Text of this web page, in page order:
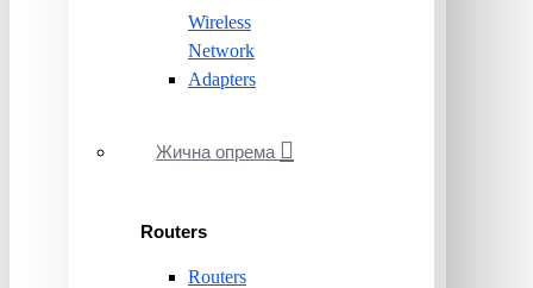
Wireless
Network
Adapters
Жична опрема
Routers
Routers